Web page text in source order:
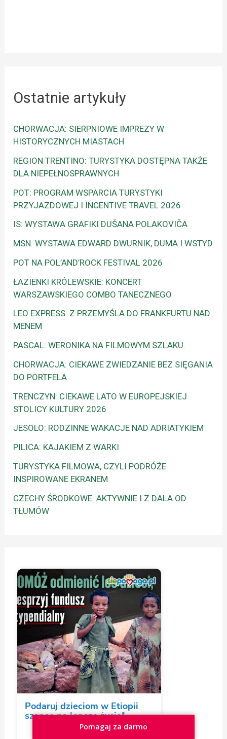
Ostatnie artykuły
CHORWACJA: SIERPNIOWE IMPREZY W
HISTORYCZNYCH MIASTACH
REGION TRENTINO: TURYSTYKA DOSTĘPNA TAKŻE
DLA NIEPEŁNOSPRAWNYCH
POT: PROGRAM WSPARCIA TURYSTYKI
PRZYJAZDOWEJ I INCENTIVE TRAVEL 2026
IS: WYSTAWA GRAFIKI DUŠANA POLAKOVIČA
MSN: WYSTAWA EDWARD DWURNIK, DUMA I WSTYD
POT NA POL’AND’ROCK FESTIVAL 2026
ŁAZIENKI KRÓLEWSKIE: KONCERT
WARSZAWSKIEGO COMBO TANECZNEGO
LEO EXPRESS: Z PRZEMYŚLA DO FRANKFURTU NAD
MENEM
PASCAL: WERONIKA NA FILMOWYM SZLAKU.
CHORWACJA: CIEKAWE ZWIEDZANIE BEZ SIĘGANIA
DO PORTFELA
TRENCZYN: CIEKAWE LATO W EUROPEJSKIEJ
STOLICY KULTURY 2026
JESOLO: RODZINNE WAKACJE NAD ADRIATYKIEM
PILICA: KAJAKIEM Z WARKI
TURYSTYKA FILMOWA, CZYLI PODRÓŻE
INSPIROWANE EKRANEM
CZECHY ŚRODKOWE: AKTYWNIE I Z DALA OD
TŁUMÓW
Pomagaj za darmo